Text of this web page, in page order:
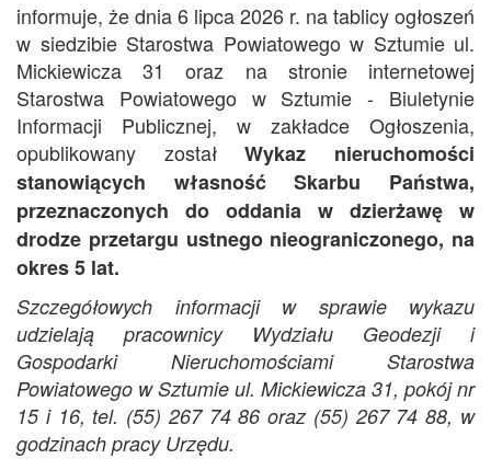
informuje, że dnia 6 lipca 2026 r. na tablicy ogłoszeń
w siedzibie Starostwa Powiatowego w Sztumie ul.
Mickiewicza 31 oraz na stronie internetowej
Starostwa Powiatowego w Sztumie - Biuletynie
Informacji Publicznej, w zakładce Ogłoszenia,
opublikowany zostałWykaz nieruchomości
stanowiących własność Skarbu Państwa,
przeznaczonych do oddania w dzierżawę w
drodze przetargu ustnego nieograniczonego, na
okres 5 lat.
Szczegółowych informacji w sprawie wykazu
udzielają pracownicy Wydziału Geodezji i
Gospodarki Nieruchomościami Starostwa
Powiatowego wSztumie ul. Mickiewicza 31, pokój nr
15 i 16, tel. (55) 267 74 86 oraz (55) 267 74 88, w
godzinach pracy Urzędu.